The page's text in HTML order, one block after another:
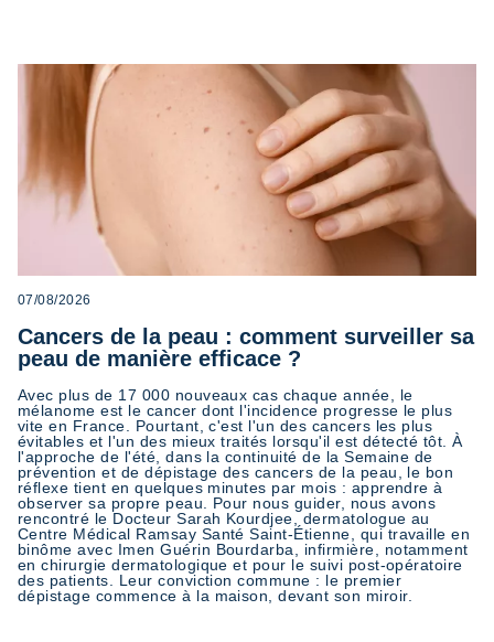
07/08/2026
Cancers de la peau : comment surveiller sa
peau de manière efficace ?
Avec plus de 17 000 nouveaux cas chaque année, le
mélanome est le cancer dont l'incidence progresse le plus
vite en France. Pourtant, c'est l'un des cancers les plus
évitables et l'un des mieux traités lorsqu'il est détecté tôt. À
l'approche de l'été, dans la continuité de la Semaine de
prévention et de dépistage des cancers de la peau, le bon
réflexe tient en quelques minutes par mois : apprendre à
observer sa propre peau. Pour nous guider, nous avons
rencontré le Docteur Sarah Kourdjee, dermatologue au
Centre Médical Ramsay Santé Saint-Étienne, qui travaille en
binôme avec Imen Guérin Bourdarba, infirmière, notamment
en chirurgie dermatologique et pour le suivi post-opératoire
des patients. Leur conviction commune : le premier
dépistage commence à la maison, devant son miroir.